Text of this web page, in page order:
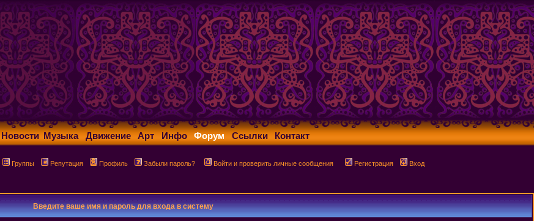
Новости Музыка Движение Арт Инфо Форум Ссылки Контакт
Группы Репутация Профиль Забыли пароль? Войти и проверить личные сообщения Регистрация Вход
Введите ваше имя и пароль для входа в систему